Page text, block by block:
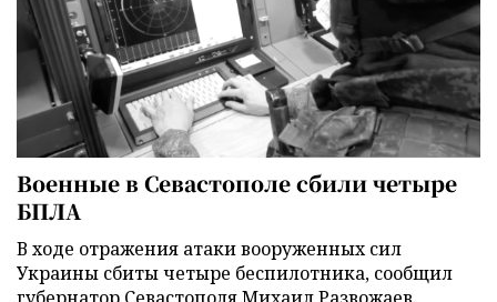
Военные в Севастополе сбили четыре
БПЛА
В ходе отражения атаки вооруженных сил
Украины сбиты четыре беспилотника, сообщил